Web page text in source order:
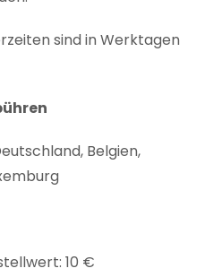
sind in Werktagen
Belgien,
10 €